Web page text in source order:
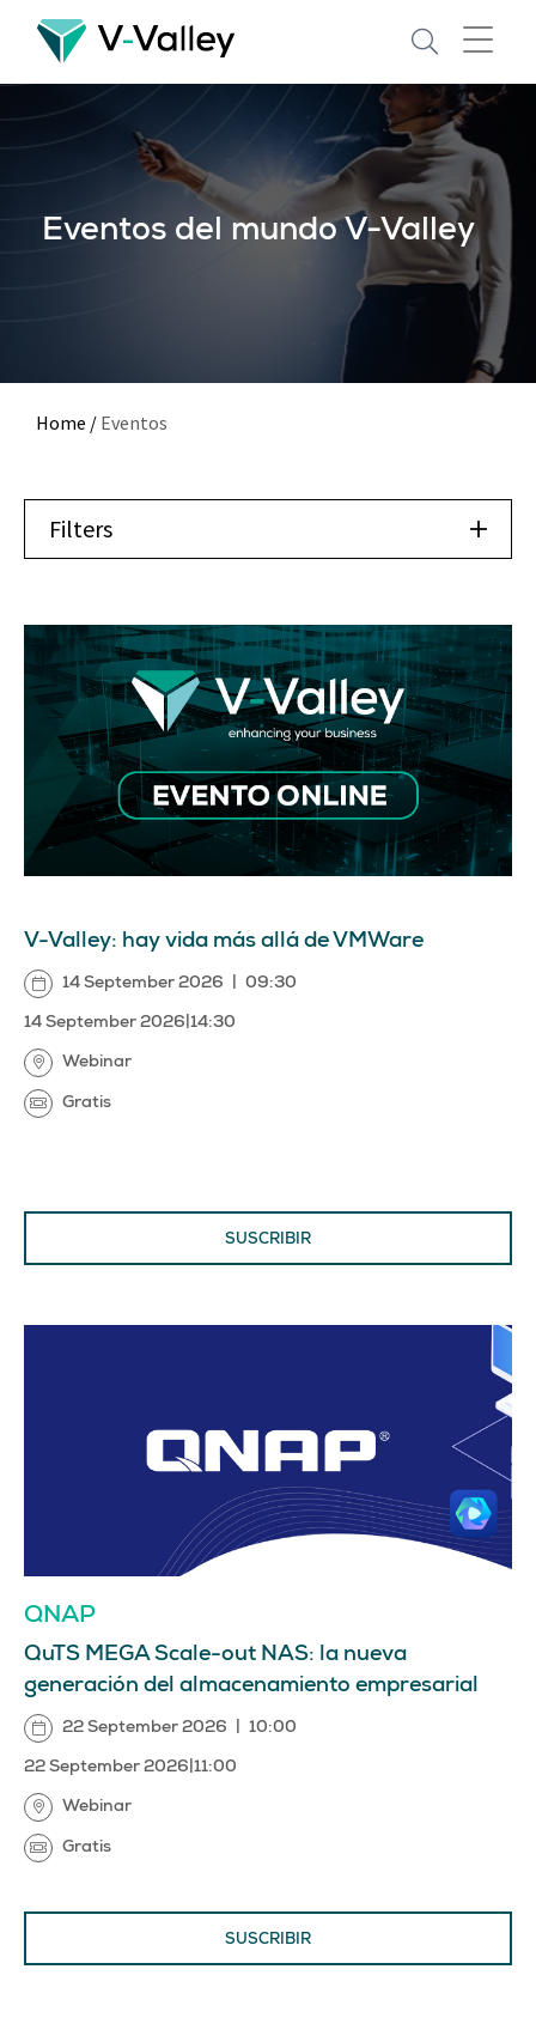
Skip
main
content
Eventos del mundo V-Valley
Home / Eventos
Filters
V-Valley: hay vida más allá de VMWare
14 September 2026 09:30
14 September 2026 14:30
Webinar
Gratis
SUSCRIBIR
QNAP
QuTS MEGA Scale-out NAS: la nueva
generación del almacenamiento empresarial
22 September 2026 10:00
22 September 2026 11:00
Webinar
Gratis
SUSCRIBIR